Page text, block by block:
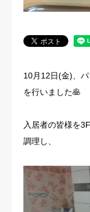
10月12日(金)、
を行いました🥞
入居者の皆様を
調理し、